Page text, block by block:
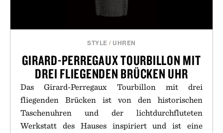
STYLE / UHREN
GIRARD-PERREGAUX TOURBILLON MIT
DREI FLIEGENDEN BRÜCKEN UHR
Das Girard-Perregaux Tourbillon mit drei
fliegenden Brücken ist von den historischen
Taschenuhren und der lichtdurchfluteten
Werkstatt des Hauses inspiriert und ist eine